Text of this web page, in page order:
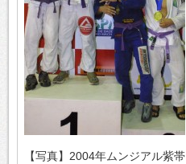
【写真】2004年ムンジアル紫帯